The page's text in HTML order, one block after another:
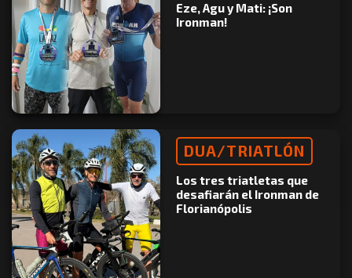
Eze, Agu y Mati: ¡Son
Ironman!
DUA/TRIATLÓN
Los tres triatletas que
desafiarán el Ironman de
Florianópolis